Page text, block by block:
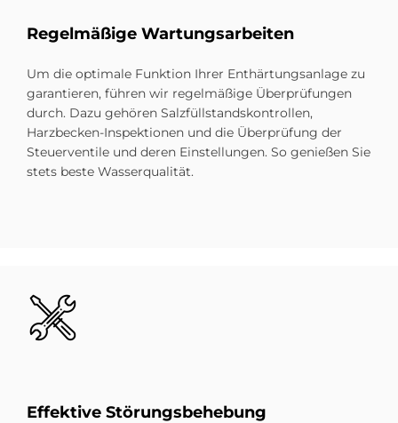
Re­gel­mä­ßi­ge War­tungs­ar­bei­ten
Um die optimale Funktion Ihrer Enthärtungsanlage zu
garantieren, führen wir regelmäßige Überprüfungen
durch. Dazu gehören Salzfüllstandskontrollen,
Harzbecken-Inspektionen und die Überprüfung der
Steuerventile und deren Einstellungen. So genießen Sie
stets beste Wasserqualität.
Bild
Ef­fek­ti­ve Stö­rungs­be­he­bung